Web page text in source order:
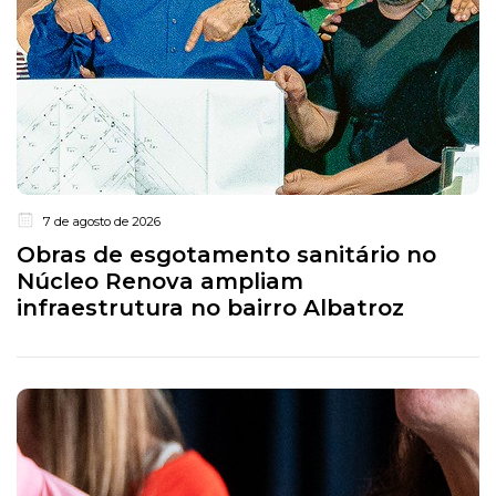
7 de agosto de 2026
Obras de esgotamento sanitário no
Núcleo Renova ampliam
infraestrutura no bairro Albatroz